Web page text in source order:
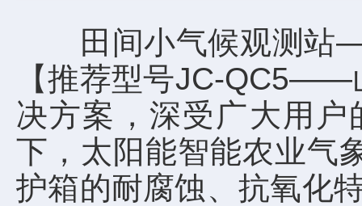
田间小气候观测站——
【推荐型号JC-QC5——
决方案，深受广大用
下，太阳能智能农业气
护箱的耐腐蚀、抗氧化